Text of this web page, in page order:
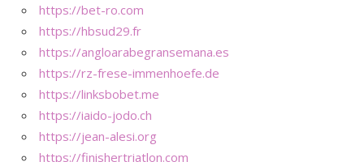
https://bet-ro.com
https://hbsud29.fr
https://angloarabegransemana.es
https://rz-frese-immenhoefe.de
https://linksbobet.me
https://iaido-jodo.ch
https://jean-alesi.org
https://finishertriatlon.com